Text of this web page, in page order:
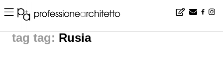
Home ▪ news ▪ tag: Rusia | noticias arquitectura
tag: Rusia